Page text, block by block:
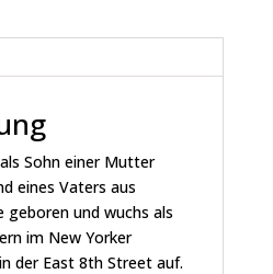
Sohn einer Mutter
eines Vaters aus
geboren und wuchs als
im New Yorker
der East 8th Street auf.